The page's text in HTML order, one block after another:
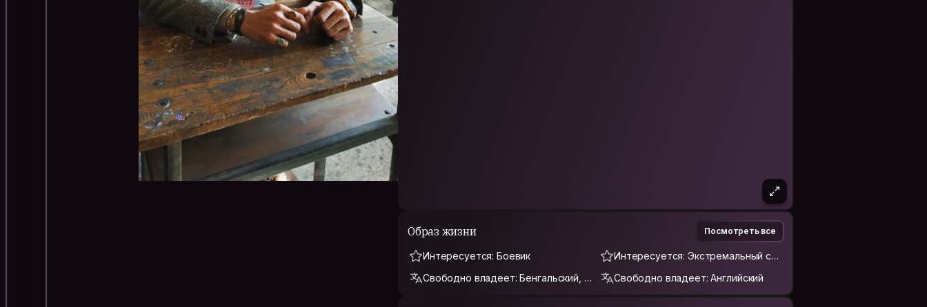
Образ жизни Посмотреть все
Интересуется: Боевик
Интересуется: Экстремальный спо
Свободно владеет: Бенгальский, Б
Свободно владеет: Английский